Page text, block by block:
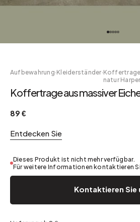
Aufbewahrung·Kleiderständer·Koffertrage
natur Harper
Koffertrage aus massiver
89 €
Entdecken Sie
Dieses Produkt ist nicht mehr verfügbar.
Für weitere Informationen kontaktieren
Kontaktieren Sie